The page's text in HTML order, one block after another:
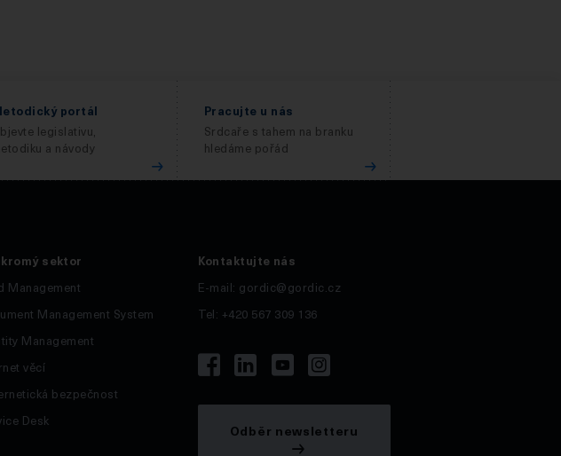
portál
legislativu,
a návody
Pracujte u nás
Srdcaře s tahem na branku
hledáme pořád
sektor
Management
Management System
Management
věcí
bezpečnost
Desk
Kontaktujte nás
E-mail: gordic@gordic.cz
Tel: +420 567 309 136
Odběr newsletteru